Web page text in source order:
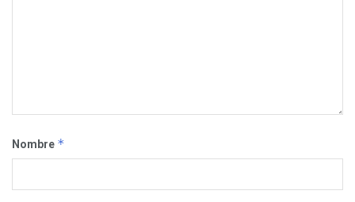
Nombre *